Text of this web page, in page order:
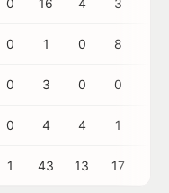
0 16 4 3
0 1 0 8
0 3 0 0
0 4 4 1
1 43 13 17